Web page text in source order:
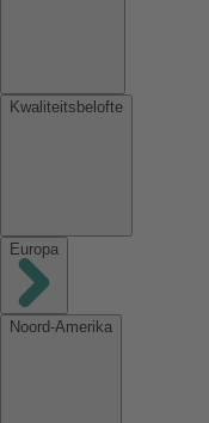
Kwaliteitsbelofte
Europa
Noord-Amerika